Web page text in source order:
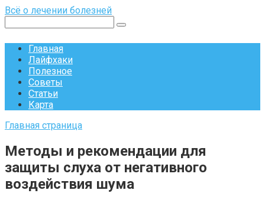
Перейти
контенту
Всё о лечении болезней
Главная
Лайфхаки
Полезное
Советы
Статьи
Карта
Главная страница
Методы и рекомендации для
защиты слуха от негативного
воздействия шума